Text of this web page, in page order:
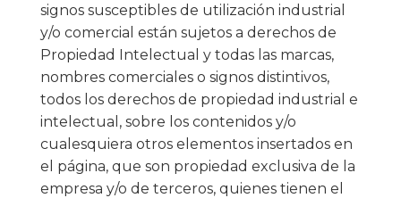
signos susceptibles de utilización industrial
y/o comercial están sujetos a derechos de
Propiedad Intelectual y todas las marcas,
nombres comerciales o signos distintivos,
todos los derechos de propiedad industrial e
intelectual, sobre los contenidos y/o
cualesquiera otros elementos insertados en
el página, que son propiedad exclusiva de la
empresa y/o de terceros, quienes tienen el